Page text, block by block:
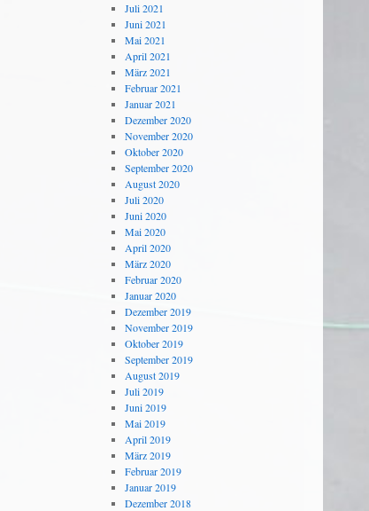
Juli 2021
Juni 2021
Mai 2021
April 2021
März 2021
Februar 2021
Januar 2021
Dezember 2020
November 2020
Oktober 2020
September 2020
August 2020
Juli 2020
Juni 2020
Mai 2020
April 2020
März 2020
Februar 2020
Januar 2020
Dezember 2019
November 2019
Oktober 2019
September 2019
August 2019
Juli 2019
Juni 2019
Mai 2019
April 2019
März 2019
Februar 2019
Januar 2019
Dezember 2018